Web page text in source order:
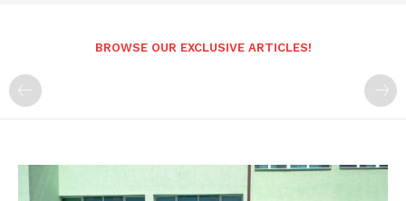
BROWSE OUR EXCLUSIVE ARTICLES!